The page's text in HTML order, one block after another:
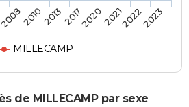
MILLECAMP
2010201320172020202120222023
de MILLECAMP par sexe